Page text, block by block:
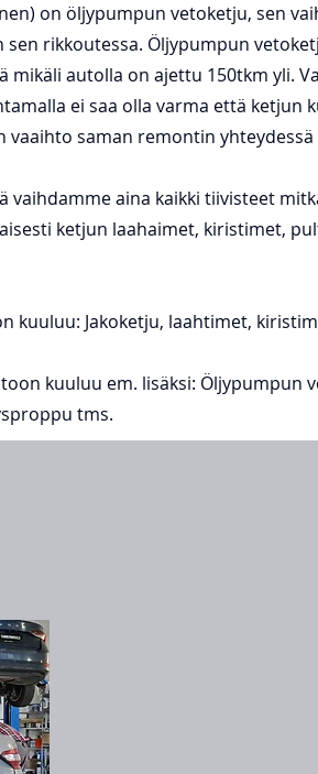
on öljypumpun vetoketju, sen
rikkoutessa. Öljypumpun
mikäli autolla on ajettu 150tkm yli.
ei saa olla varma että
saman remontin yhteydessä
vaihdamme aina kaikki tiivisteet
ketjun laahaimet, kiristimet,
kuuluu: Jakoketju, laahtimet,
kuuluu em. lisäksi:
tms.